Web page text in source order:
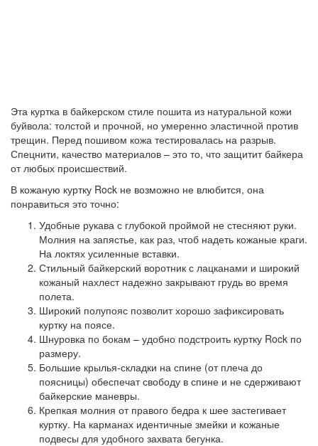
Эта куртка в байкерском стиле пошита из натуральной кожи
буйвола: толстой и прочной, но умеренно эластичной против
трещин. Перед пошивом кожа тестировалась на разрыв.
Спецнити, качество материалов – это то, что защитит байкера
от любых происшествий.
В кожаную куртку Rock не возможно не влюбится, она
понравиться это точно:
Удобные рукава с глубокой проймой не стесняют руки.
Молния на запястье, как раз, чтоб надеть кожаные краги.
На локтях усиленные вставки.
Стильный байкерский воротник с лацканами и широкий
кожаный нахлест надежно закрывают грудь во время
полета.
Широкий полупояс позволит хорошо зафиксировать
куртку на поясе.
Шнуровка по бокам – удобно подстроить куртку Rock по
размеру.
Большие крылья-складки на спине (от плеча до
поясницы) обеспечат свободу в спине и не сдерживают
байкерские маневры.
Крепкая молния от правого бедра к шее застегивает
куртку. На карманах идентичные змейки и кожаные
подвесы для удобного захвата бегунка.